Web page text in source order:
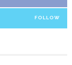
FOLLOW